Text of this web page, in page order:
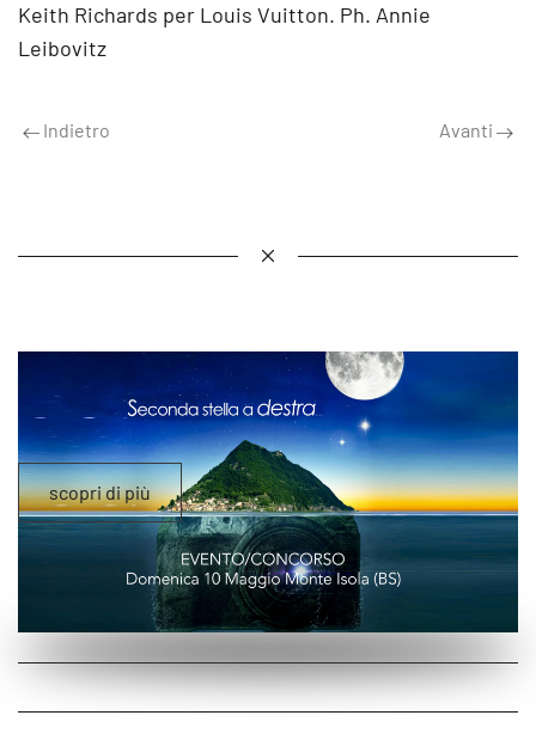
Keith Richards per Louis Vuitton. Ph. Annie
Leibovitz
Indietro Avanti